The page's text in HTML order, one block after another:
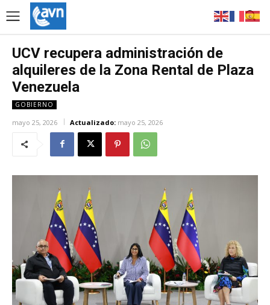
UCV recupera administración de
alquileres de la Zona Rental de Plaza
Venezuela
GOBIERNO
mayo 25, 2026 Actualizado: mayo 25, 2026